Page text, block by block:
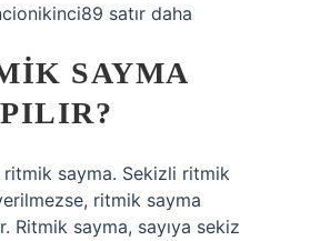
satır daha
SAYMA
ritmik sayma. Sekizli ritmik
ritmik sayma
Ritmik sayma, sayıya sekiz